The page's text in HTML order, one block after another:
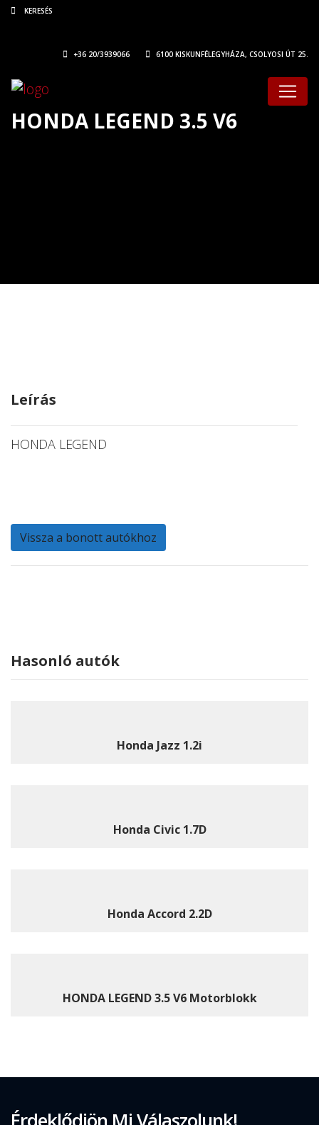
+36 20/3939066 6100 KISKUNFÉLEGYHÁZA, CSOLYOSI ÚT 25.
HONDA LEGEND 3.5 V6
Leírás
HONDA LEGEND
Vissza a bonott autókhoz
Hasonló autók
Honda Jazz 1.2i
Honda Civic 1.7D
Honda Accord 2.2D
HONDA LEGEND 3.5 V6 Motorblokk